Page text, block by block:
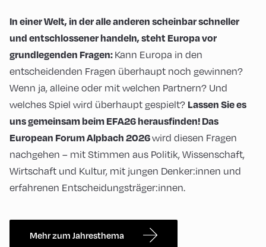
In einer Welt, in der alle anderen scheinbar schneller
und entschlossener handeln, steht Europa vor
grundlegenden Fragen:Kann Europa in den
entscheidenden Fragen überhaupt noch gewinnen?
Wenn ja, alleine oder mit welchen Partnern? Und
welches Spiel wird überhaupt gespielt? Lassen Sie es
uns gemeinsam beim EFA26 herausfinden! Das
European Forum Alpbach 2026wird diesen Fragen
nachgehen – mit Stimmen aus Politik, Wissenschaft,
Wirtschaft und Kultur, mit jungen Denker:innen und
erfahrenen Entscheidungsträger:innen.
Mehr zum Jahresthema